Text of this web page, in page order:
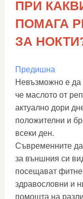
ПРИ
ПОМАГА
ЗА
Предишна
Невъзможно е да
че маслото от
актуално дори
положителни и
всеки ден.
Съвременните
за външния си
посещават
здравословни и
помощта на